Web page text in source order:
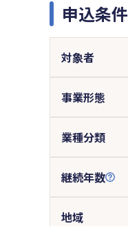
申込条件
対象者
事業形態
業種分類
継続年数
地域